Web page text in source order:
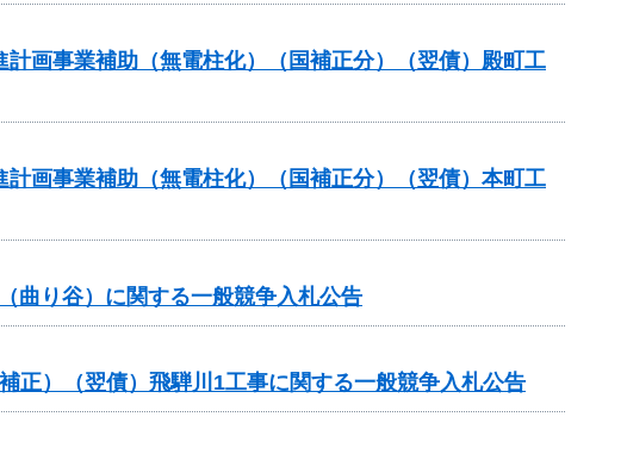
画事業補助（無電柱化）（国補正分）（翌債）殿町工
画事業補助（無電柱化）（国補正分）（翌債）本町工
り谷）に関する一般競争入札公告
正）（翌債）飛騨川1工事に関する一般競争入札公告